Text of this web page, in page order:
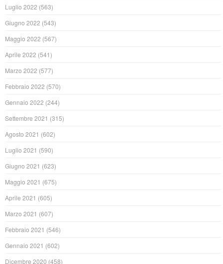
Luglio 2022 (563)
Giugno 2022 (543)
Maggio 2022 (567)
Aprile 2022 (541)
Marzo 2022 (577)
Febbraio 2022 (570)
Gennaio 2022 (244)
Settembre 2021 (315)
Agosto 2021 (602)
Luglio 2021 (590)
Giugno 2021 (623)
Maggio 2021 (675)
Aprile 2021 (605)
Marzo 2021 (607)
Febbraio 2021 (546)
Gennaio 2021 (602)
Dicembre 2020 (458)